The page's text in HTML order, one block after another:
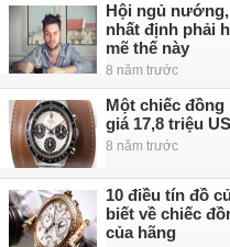
Hội ngủ
nhất định phải
mẽ thế này
8 năm trước
Một chiếc
giá 17,8 triệu
8 năm trước
10 điều tín đồ
biết về chiếc
của hãng